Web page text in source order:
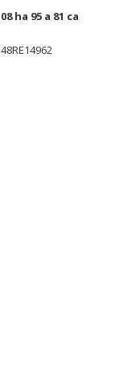
08 ha 95 a 81 ca
48RE14962